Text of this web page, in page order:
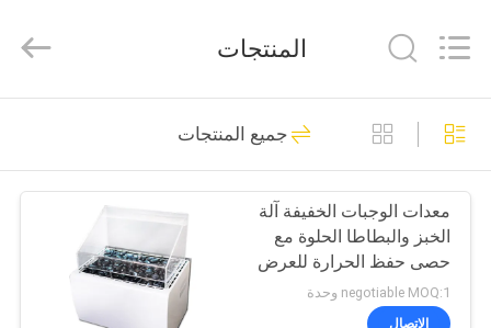
بيت
منتجات
أشرطة
فيديو
equipments
limited.
Reserved.
التجاري معدات
المطبخ
143
المنتجات
جميع المنتجات
معدات الوجبات الخفيفة آلة
الخبز والبطاطا الحلوة مع
حصى حفظ الحرارة للعرض
negotiable MOQ:1 وحدة
الاتصال